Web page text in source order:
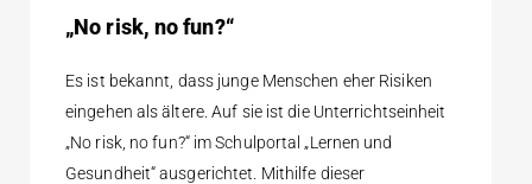
„No risk, no fun?“
Es ist bekannt, dass junge Menschen eher Risiken
eingehen als ältere. Auf sie ist die Unterrichtseinheit
„No risk, no fun?“ im Schulportal „Lernen und
Gesundheit“ ausgerichtet. Mithilfe dieser